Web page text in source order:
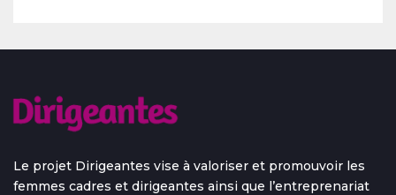
Le projet Dirigeantes vise à valoriser et promouvoir les
femmes cadres et dirigeantes ainsi que l’entreprenariat